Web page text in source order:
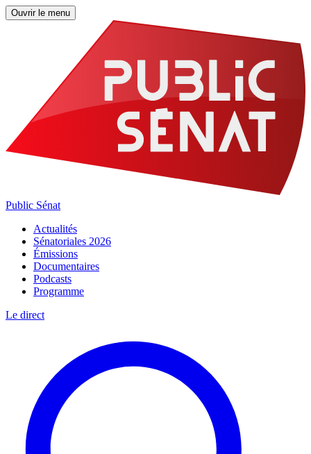
Ouvrir le menu
Public Sénat
Actualités
Sénatoriales 2026
Émissions
Documentaires
Podcasts
Programme
Le direct